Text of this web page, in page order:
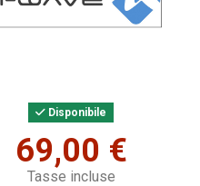
Disponibile
69,00 €
Tasse incluse